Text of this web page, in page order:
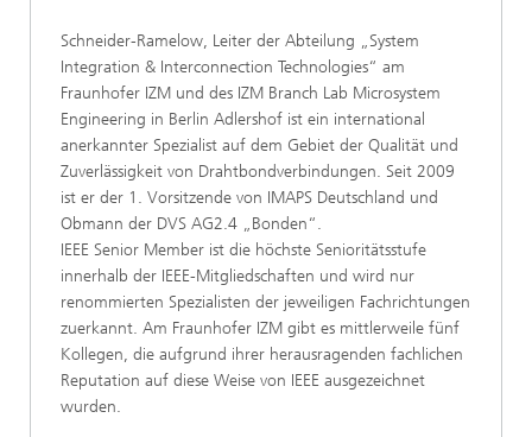
Schneider-Ramelow, Leiter der Abteilung „System
Integration & Interconnection Technologies“ am
Fraunhofer IZM und des IZM Branch Lab Microsystem
Engineering in Berlin Adlershof ist ein international
anerkannter Spezialist auf dem Gebiet der Qualität und
Zuverlässigkeit von Drahtbondverbindungen. Seit 2009
ist er der 1. Vorsitzende von IMAPS Deutschland und
Obmann der DVS AG2.4 „Bonden“.
IEEE Senior Member ist die höchste Senioritätsstufe
innerhalb der IEEE-Mitgliedschaften und wird nur
renommierten Spezialisten der jeweiligen Fachrichtungen
zuerkannt. Am Fraunhofer IZM gibt es mittlerweile fünf
Kollegen, die aufgrund ihrer herausragenden fachlichen
Reputation auf diese Weise von IEEE ausgezeichnet
wurden.